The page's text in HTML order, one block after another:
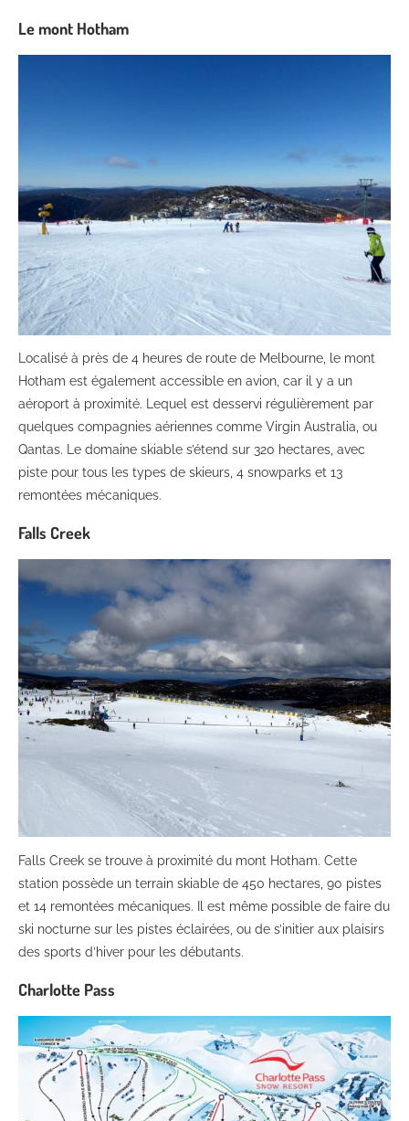
Le mont Hotham
Localisé à près de 4 heures de route de Melbourne, le mont
Hotham est également accessible en avion, car il y a un
aéroport à proximité. Lequel est desservi régulièrement par
quelques compagnies aériennes comme Virgin Australia, ou
Qantas. Le domaine skiable s’étend sur 320 hectares, avec
piste pour tous les types de skieurs, 4 snowparks et 13
remontées mécaniques.
Falls Creek
Falls Creek se trouve à proximité du mont Hotham. Cette
station possède un terrain skiable de 450 hectares, 90 pistes
et 14 remontées mécaniques. Il est même possible de faire du
ski nocturne sur les pistes éclairées, ou de s’initier aux plaisirs
des sports d’hiver pour les débutants.
Charlotte Pass